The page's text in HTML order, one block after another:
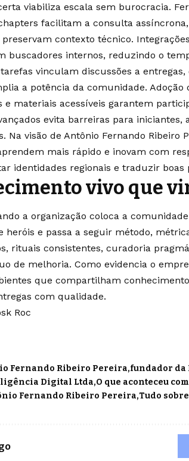
viabiliza escala sem burocracia.
facilitam a consulta
contexto técnico.
buscadores internos, reduzindo o
vinculam discussões a entregas,
a potência da comunidade. Adoção
e materiais acessíveis garantem
evita barreiras para
Na visão de Antônio Fernando Ribeiro
mais rápido e inovam com
identidades regionais e traduzir boas
vivo que
a organização coloca a
heróis e passa a seguir método,
rituais consistentes, curadoria
de melhoria. Como evidencia o
que compartilham
com qualidade.
Roc
Fernando Ribeiro Pereira fundador da
Digital Ltda O que aconteceu
Fernando Ribeiro Pereira Tudo